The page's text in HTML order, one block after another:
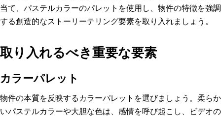
当て、パステルカラーのパレットを使用し、物件の特徴を強調
する創造的なストーリーテリング要素を取り入れましょう。
取り入れるべき重要な要素
カラーパレット
物件の本質を反映するカラーパレットを選びましょう。柔らか
いパステルカラーや大胆な色は、感情を呼び起こし、ビデオの